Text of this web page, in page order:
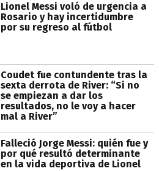
Lionel Messi voló de urgencia a
Rosario y hay incertidumbre
por su regreso al fútbol
Coudet fue contundente tras la
sexta derrota de River: “Si no
se empiezan a dar los
resultados, no le voy a hacer
mal a River”
Falleció Jorge Messi: quién fue y
por qué resultó determinante
en la vida deportiva de Lionel